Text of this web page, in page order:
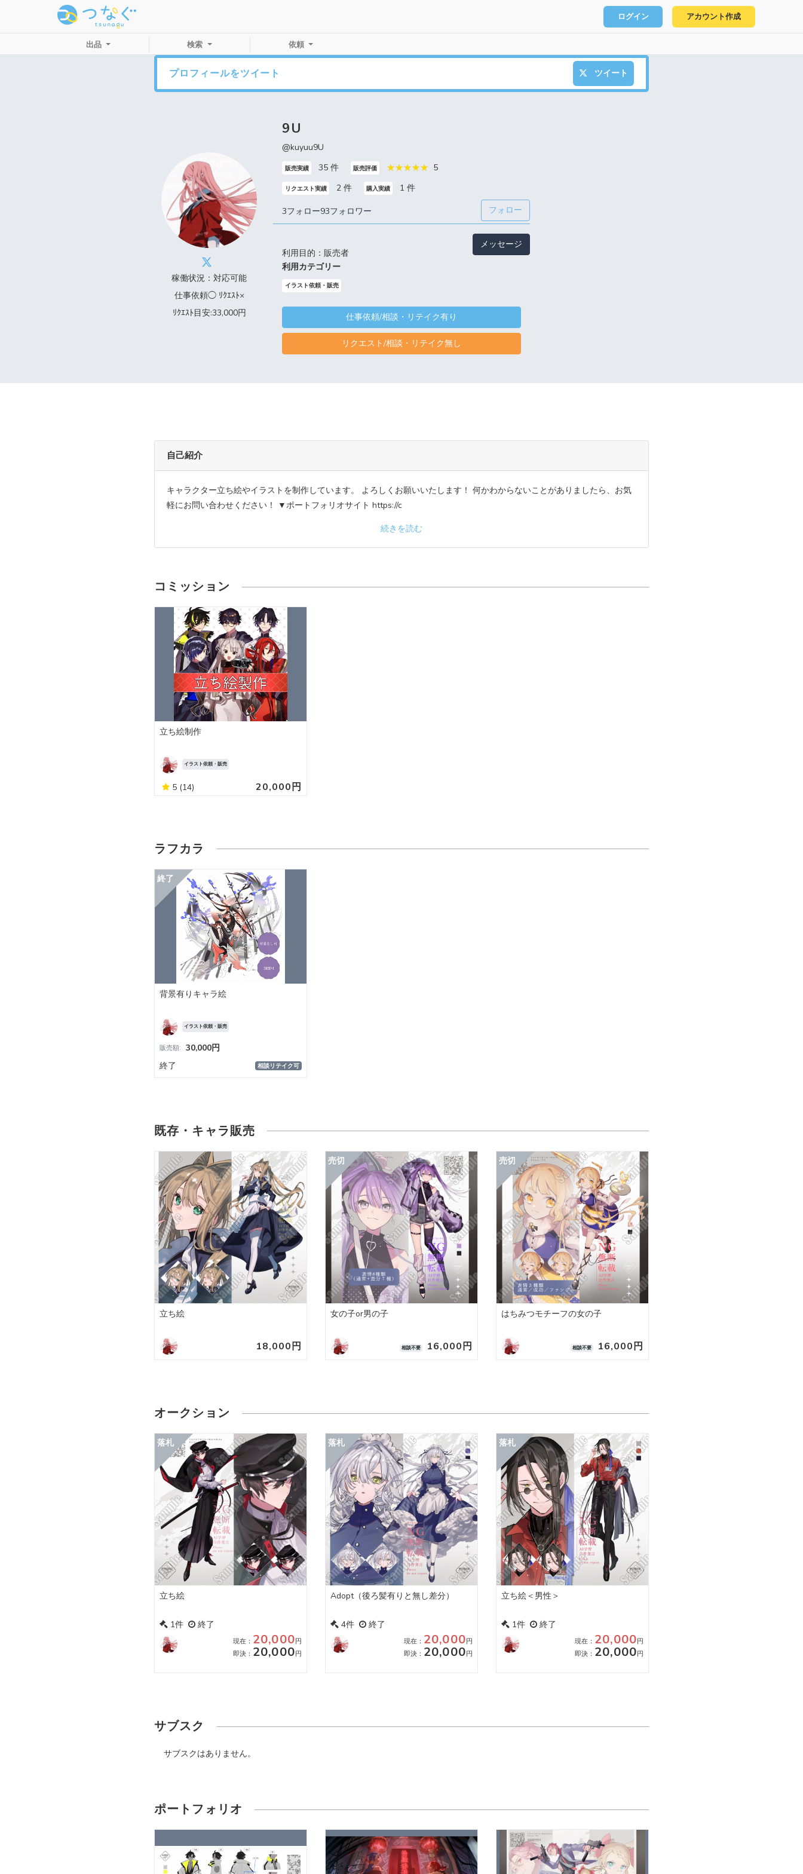
ログイン アカウント作成
出品 検索 依頼
プロフィールをツイート ツイート
稼働状況：対応可能
仕事依頼◯ ﾘｸｴｽﾄ×
ﾘｸｴｽﾄ目安:33,000円
9U
@kuyuu9U
販売実績 35 件 販売評価 5
リクエスト実績 2 件 購入実績 1 件
3フォロー93フォロワー フォロー
利用目的：販売者
メッセージ
利用カテゴリー
イラスト依頼・販売
仕事依頼/相談・リテイク有り
リクエスト/相談・リテイク無し
自己紹介
キャラクター立ち絵やイラストを制作しています。 よろしくお願いいたします！ 何かわからないことがありましたら、お気
軽にお問い合わせください！ ▼ポートフォリオサイト https://c
続きを読む
コミッション
立ち絵制作
イラスト依頼・販売
5 (14) 20,000円
ラフカラ
背景有りキャラ絵
イラスト依頼・販売
販売額: 30,000円
終了
相談リテイク可
既存・キャラ販売
立ち絵
18,000円
女の子or男の子
相談不要 16,000円
はちみつモチーフの女の子
相談不要 16,000円
オークション
立ち絵
1件 終了
現在： 20,000円
即決： 20,000円
Adopt（後ろ髪有りと無し差分）
4件 終了
現在： 20,000円
即決： 20,000円
立ち絵＜男性＞
1件 終了
現在： 20,000円
即決： 20,000円
サブスク
サブスクはありません。
ポートフォリオ